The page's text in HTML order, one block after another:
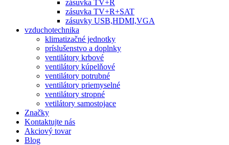
zásuvka TV+R
zásuvka TV+R+SAT
zásuvky USB,HDMI,VGA
vzduchotechnika
klimatizačné jednotky
príslušenstvo a doplnky
ventilátory krbové
ventilátory kúpelňové
ventilátory potrubné
ventilátory priemyselné
ventilátory stropné
vetilátory samostojace
Značky
Kontaktujte nás
Akciový tovar
Blog